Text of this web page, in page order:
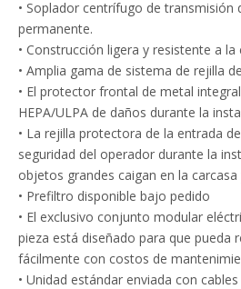
• Soplador centrífugo de transmisión
permanente.
• Construcción ligera y resistente a
• Amplia gama de sistema de rejilla
• El protector frontal de metal
HEPA/ULPA de daños durante la
• La rejilla protectora de la entrada
seguridad del operador durante la
objetos grandes caigan en la
• Prefiltro disponible bajo pedido
• El exclusivo conjunto modular
pieza está diseñado para que pueda
fácilmente con costos de
• Unidad estándar enviada con